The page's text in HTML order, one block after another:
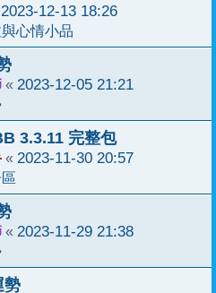
2023-12-13 18:26
心情小品
« 2023-12-05 21:21
3.3.11 完整包
« 2023-11-30 20:57
« 2023-11-29 21:38
勢